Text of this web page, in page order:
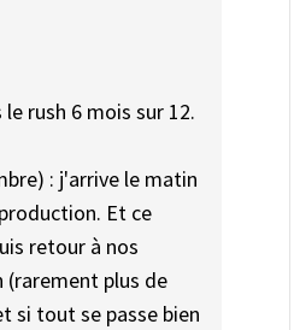
rush 6 mois sur 12.
: j'arrive le matin
Et ce
retour à nos
(rarement plus de
si tout se passe bien